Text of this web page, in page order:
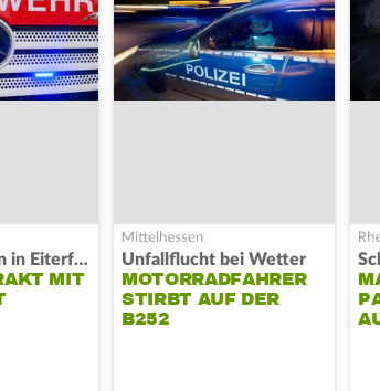
Hoher Schaden in Eiterfeld
MIT
Unfallflucht bei Wetter
MOTORRADFAHRER
STIRBT AUF DER
B252